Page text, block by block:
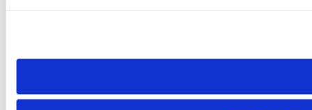
need to be set again.